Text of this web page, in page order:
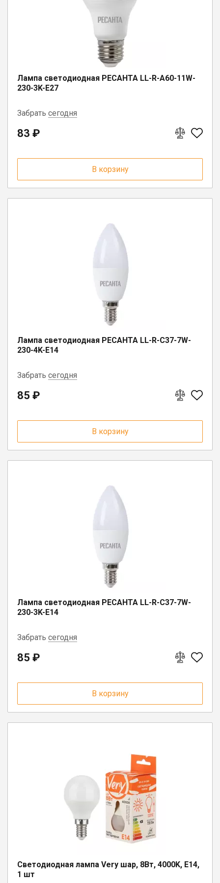
Юрлицам
Лампа светодиодная РЕСАНТА LL-R-A60-11W-
230-3K-E27
Забрать сегодня
пгт. Чагода, ул. Кооперативная, д.
г. Вологда, ул. Саммера, д. 23
83 ₽
В корзину
Лампа светодиодная РЕСАНТА LL-R-C37-7W-
230-4K-E14
Забрать сегодня
г. Вологда, ул. Саммера, д. 23
85 ₽
В корзину
Лампа светодиодная РЕСАНТА LL-R-C37-7W-
230-3K-E14
Забрать сегодня
г. Вологда, ул. Саммера, д. 23
85 ₽
В корзину
Светодиодная лампа Very шар, 8Вт, 4000K, E14,
1 шт